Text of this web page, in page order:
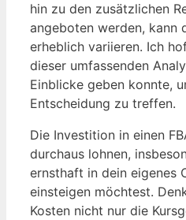
hin zu den zusätzlichen
angeboten werden, kann
erheblich variieren. Ich
dieser umfassenden
Einblicke geben konnte,
Entscheidung zu treffen.
Die Investition in einen
durchaus lohnen,
ernsthaft in dein eigenes
einsteigen möchtest.
Kosten nicht nur die